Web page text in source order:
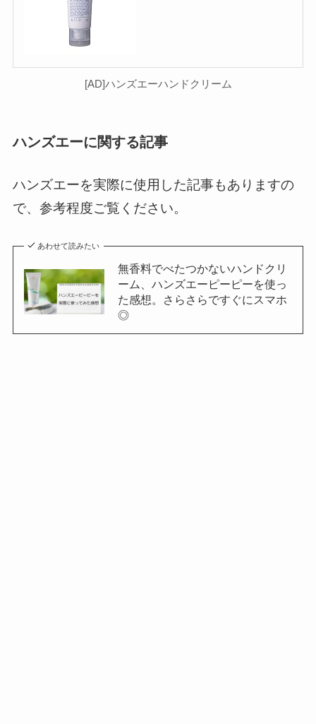
[AD]ハンズエーハンドクリーム
ハンズエーに関する記事
ハンズエーを実際に使用した記事もありますの
で、参考程度ご覧ください。
あわせて読みたい
無香料でべたつかないハンドクリ
ーム、ハンズエーピーピーを使っ
た感想。さらさらですぐにスマホ
◎